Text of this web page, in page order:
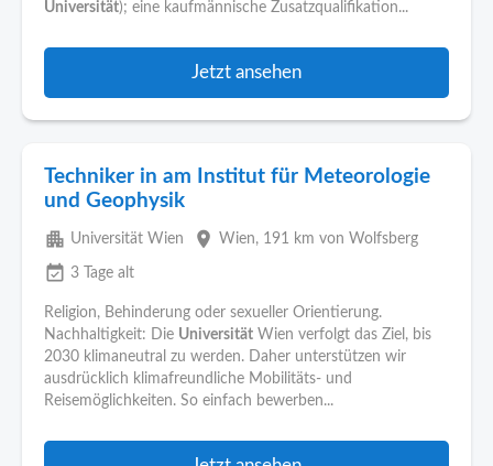
Universität); eine kaufmännische Zusatzqualifikation...
Jetzt ansehen
Techniker in am Institut für Meteorologie
und Geophysik
apartment Universität Wien place Wien, 191 km von Wolfsberg
event_available 3 Tage alt
Religion, Behinderung oder sexueller Orientierung.
Nachhaltigkeit: Die Universität Wien verfolgt das Ziel, bis
2030 klimaneutral zu werden. Daher unterstützen wir
ausdrücklich klimafreundliche Mobilitäts- und
Reisemöglichkeiten. So einfach bewerben...